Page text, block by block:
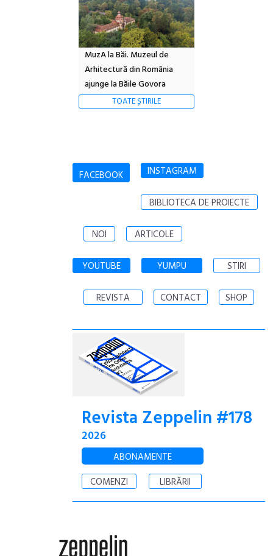
MuzA la Băi. Muzeul de
Arhitectură din România
ajunge la Băile Govora
TOATE ȘTIRILE
FACEBOOK INSTAGRAM
BIBLIOTECA DE PROIECTE
NOI ARTICOLE
YOUTUBE YUMPU STIRI
REVISTA CONTACT SHOP
Revista Zeppelin #178
2026
ABONAMENTE
COMENZI
LIBRĂRII